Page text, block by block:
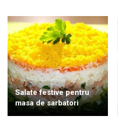
Salate festive pentru
masa de sarbatori